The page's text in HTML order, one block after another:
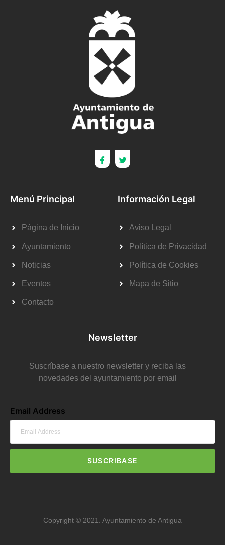
Menú Principal
Página de Inicio
Ayuntamiento
Noticias
Eventos
Contacto
Información Legal
Aviso Legal
Política de Privacidad
Política de Cookies
Mapa de Sitio
Newsletter
Suscríbase a nuestro newsletter y reciba las
novedades del ayuntamiento por email
Email Address
SUSCRIBASE
Copyright © 2021. Ayuntamiento de Antigua